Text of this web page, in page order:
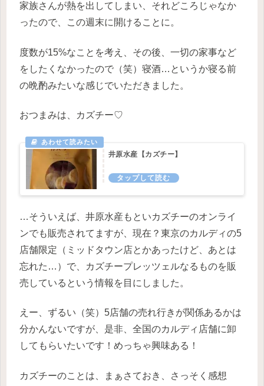
家族さんが熱を出してしまい、それどころじゃなか
ったので、この週末に開けることに。
度数が15%なことを考え、その後、一切の家事など
をしたくなかったので（笑）寝酒…というか寝る前
の晩酌みたいな感じでいただきました。
おつまみは、カズチー♡
井原水産【カズチー】
…そういえば、井原水産もといカズチーのオンライ
ンでも販売されてますが、現在？東京のカルディの5
店舗限定（ミッドタウン店とかあったけど、あとは
忘れた…）で、カズチープレッツェルなるものを販
売しているという情報を目にしました。
えー、ずるい（笑）5店舗の売れ行きが関係あるかは
分かんないですが、是非、全国のカルディ店舗に卸
してもらいたいです！めっちゃ興味ある！
カズチーのことは、まぁさておき、さっそく感想